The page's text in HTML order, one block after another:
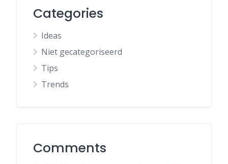
Categories
Ideas
Niet gecategoriseerd
Tips
Trends
Comments